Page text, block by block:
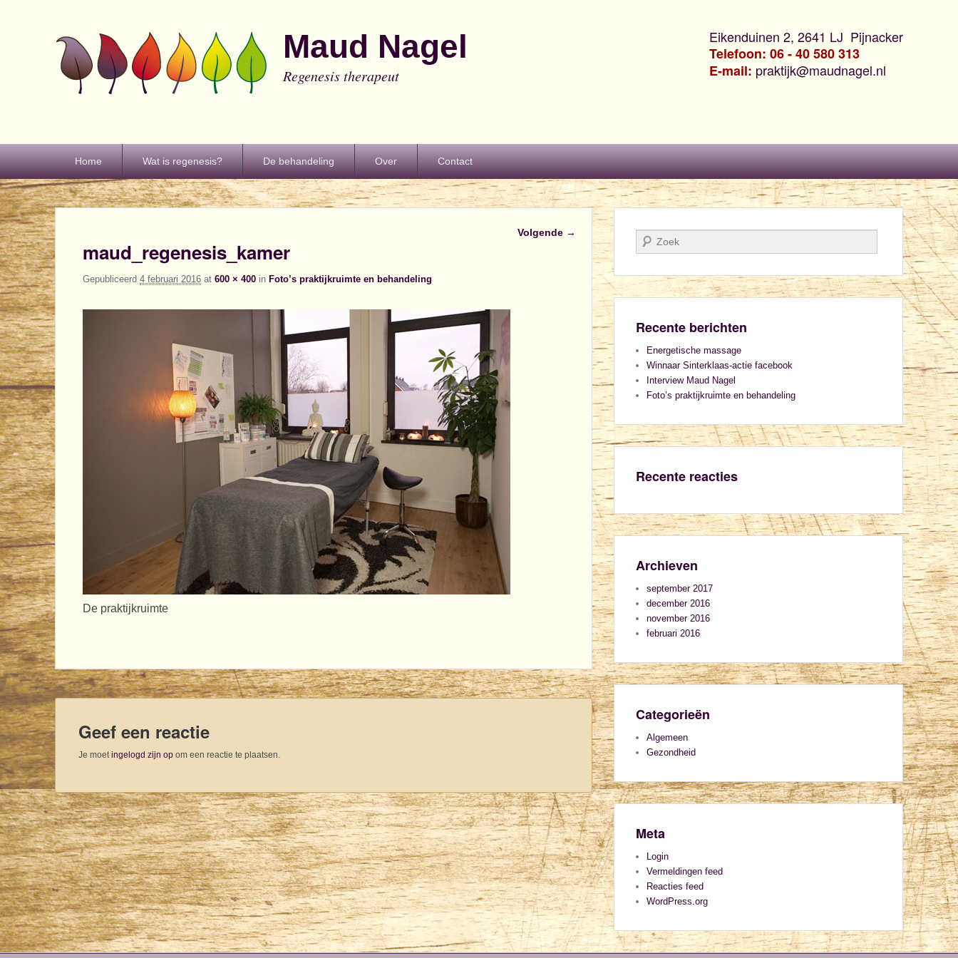
Maud Nagel
Regenesis therapeut
Eikenduinen 2, 2641 LJ Pijnacker
Telefoon: 06 - 40 580 313
E-mail: praktijk@maudnagel.nl
Primair
menu
Home Wat is regenesis? De behandeling Over Contact
Afbeeldingsnavigatie
Volgende →
maud_regenesis_kamer
Gepubliceerd 4 februari 2016 at 600 × 400 in Foto’s praktijkruimte en behandeling
De praktijkruimte
Geef een reactie
Je moet ingelogd zijn op om een reactie te plaatsen.
Zoeken
Recente berichten
Energetische massage
Winnaar Sinterklaas-actie facebook
Interview Maud Nagel
Foto’s praktijkruimte en behandeling
Recente reacties
Archieven
september 2017
december 2016
november 2016
februari 2016
Categorieën
Algemeen
Gezondheid
Meta
Login
Vermeldingen feed
Reacties feed
WordPress.org